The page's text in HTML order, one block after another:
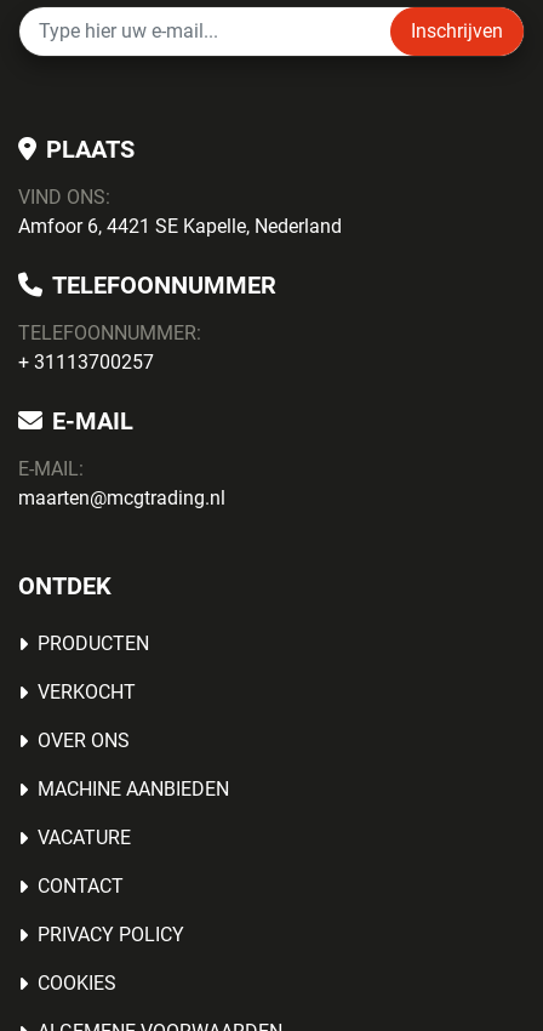
Inschrijven
PLAATS
VIND ONS:
Amfoor 6, 4421 SE Kapelle, Nederland
TELEFOONNUMMER
TELEFOONNUMMER:
+ 31113700257
E-MAIL
E-MAIL:
maarten@mcgtrading.nl
ONTDEK
PRODUCTEN
VERKOCHT
OVER ONS
MACHINE AANBIEDEN
VACATURE
CONTACT
PRIVACY POLICY
COOKIES